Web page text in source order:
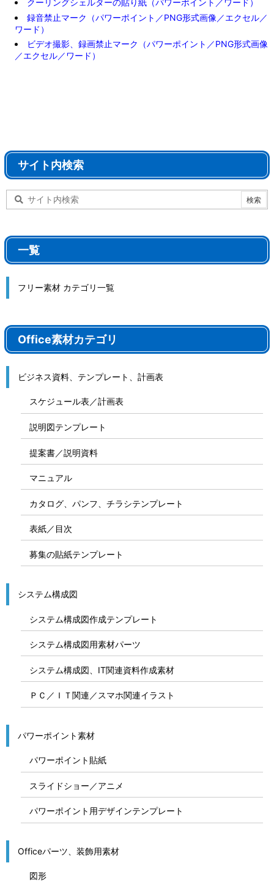
クーリングシェルターの貼り紙（パワーポイント／ワード）
録音禁止マーク（パワーポイント／PNG形式画像／エクセル／
ワード）
ビデオ撮影、録画禁止マーク（パワーポイント／PNG形式画像
／エクセル／ワード）
サイト内検索
一覧
フリー素材 カテゴリ一覧
Office素材カテゴリ
ビジネス資料、テンプレート、計画表
スケジュール表／計画表
説明図テンプレート
提案書／説明資料
マニュアル
カタログ、パンフ、チラシテンプレート
表紙／目次
募集の貼紙テンプレート
システム構成図
システム構成図作成テンプレート
システム構成図用素材パーツ
システム構成図、IT関連資料作成素材
ＰＣ／ＩＴ関連／スマホ関連イラスト
パワーポイント素材
パワーポイント貼紙
スライドショー／アニメ
パワーポイント用デザインテンプレート
Officeパーツ、装飾用素材
図形